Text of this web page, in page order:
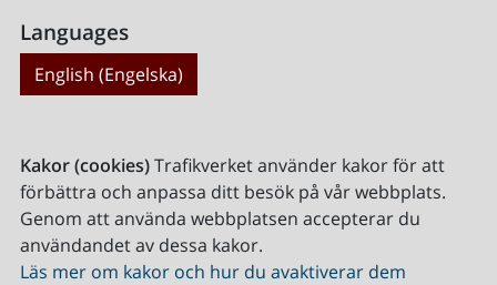
Languages
English (Engelska)
Kakor (cookies)Trafikverket använder kakor för att
förbättra och anpassa ditt besök på vår webbplats.
Genom att använda webbplatsen accepterar du
användandet av dessa kakor.
Läs mer om kakor och hur du avaktiverar dem